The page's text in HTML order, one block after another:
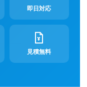
即日対応
見積無料